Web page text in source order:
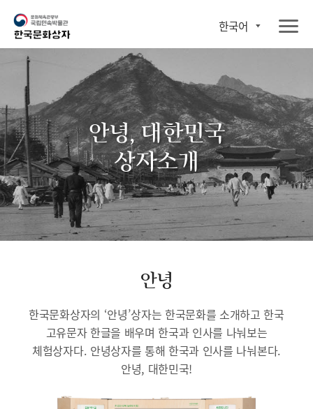
한국어
안녕, 대한민국
상자소개
안녕
한국문화상자의 ‘안녕’상자는 한국문화를 소개하고 한국
고유문자 한글을 배우며 한국과 인사를 나눠보는
체험상자다. 안녕상자를 통해 한국과 인사를 나눠본다.
안녕, 대한민국!